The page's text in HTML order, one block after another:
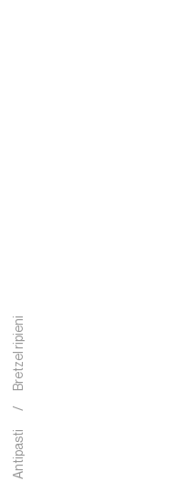
Antipasti
Bretzel ripieni